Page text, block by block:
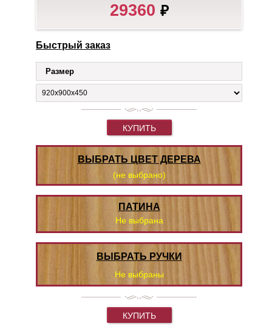
29360 ₽
Быстрый заказ
Размер
КУПИТЬ
ВЫБРАТЬ ЦВЕТ ДЕРЕВА
(не выбрано)
ПАТИНА
Не выбрана
ВЫБРАТЬ РУЧКИ
Не выбраны
КУПИТЬ